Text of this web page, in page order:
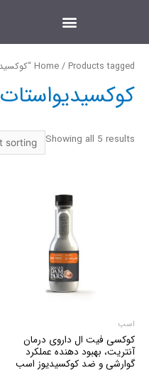
Home / Products tagged “کوکسیدیواستات”
کوکسیدیواستات
Showing all 5 results
اسب
کوکسی فیت ال داروی درمان
آنتریت، بهبود دهنده عملکرد
گوارشی و ضد کوکسیدیوز اسب